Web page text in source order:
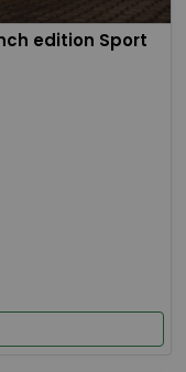
edition Sport